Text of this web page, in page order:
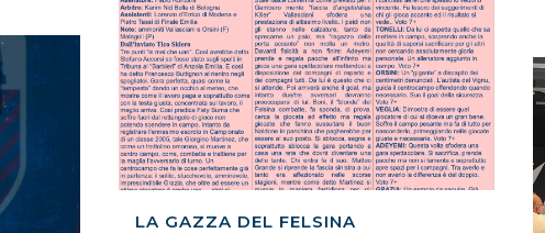
LA GAZZA DEL FELSINA